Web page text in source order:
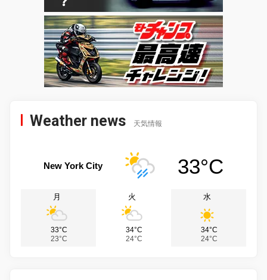
Weather news 天気情報
New York City 33°C
月
33°C
23°C
火
34°C
24°C
水
34°C
24°C